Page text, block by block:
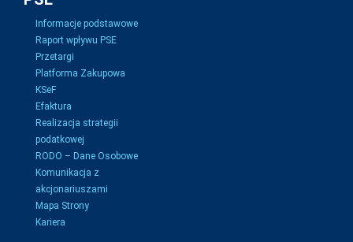
Informacje podstawowe
Raport wpływu PSE
Przetargi
Platforma Zakupowa
KSeF
Efaktura
Realizacja strategii
podatkowej
RODO – Dane Osobowe
Komunikacja z
akcjonariuszami
Mapa Strony
Kariera